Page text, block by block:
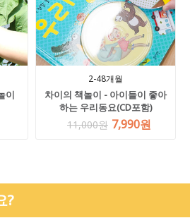
이
2-48개월
차이의 책놀이 - 아이들이 좋아
하는 우리동요(CD포함)
11,000원 7,990원
?